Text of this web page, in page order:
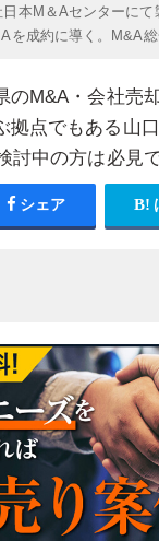
日本M＆Aセンターに
を成約に導く。M&A
のM&A・会社売
拠点でもある山
討中の方は必見で
シェア
・会社売却・事業
案件の探し方
会社売却・事業承継
会社売却・事業承継